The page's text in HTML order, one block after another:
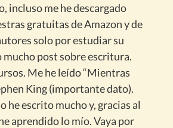
incluso me he descargado
gratuitas de Amazon y de
solo por estudiar su
post sobre escritura.
Me he leído “Mientras
King (importante dato).
he escrito mucho y, gracias al
aprendido lo mío. Vaya por